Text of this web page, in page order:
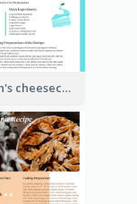
Meredith's cheesecake Recipe Card